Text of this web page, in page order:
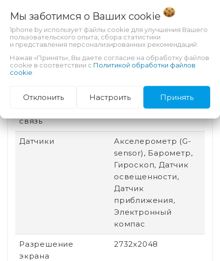
Особенности
Автофокус
Назначение
Для видео, Для игр,
Для работы
Разъем для док-
связь
Bluetooth, Wi-Fi
Датчики
Акселерометр (G-
sensor), Барометр,
Гироскоп, Датчик
освещенности,
Датчик
приближения,
Электронный
компас
Разрешение
экрана
2732x2048
Мы заботимся о Ваших cookie
1phone.by использует файлы cookie для улучшения Вашего
пользовательского опыта, сбора статистики
и представления персонализированных рекомендаций.
Нажав «Принять», Вы даете согласие на обработку файлов
cookie в соответствии с Политикой обработки файлов
cookie
Отклонить Настроить Принять